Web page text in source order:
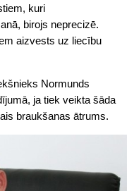
kuri
birojs neprecizē.
aizvests uz liecību
Normunds
ja tiek veikta šāda
braukšanas ātrums.